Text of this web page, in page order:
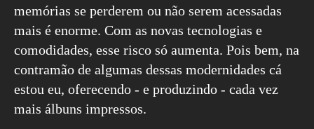
memórias se perderem ou não serem acessadas
mais é enorme. Com as novas tecnologias e
comodidades, esse risco só aumenta. Pois bem, na
contramão de algumas dessas modernidades cá
estou eu, oferecendo - e produzindo - cada vez
mais álbuns impressos.